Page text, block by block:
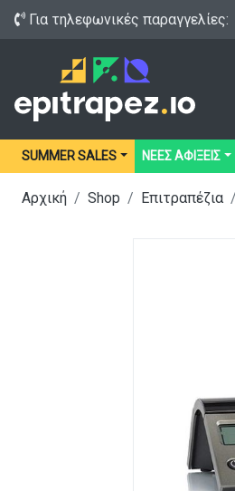
Για τηλεφωνικές παραγγελίες:
SUMMER SALES ΝΕΕΣ ΑΦΙΞΕΙΣ
Αρχική Shop Επιτραπέζια